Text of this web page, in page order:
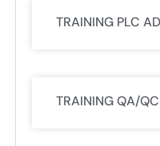
TRAINING PLC
TRAINING QA/